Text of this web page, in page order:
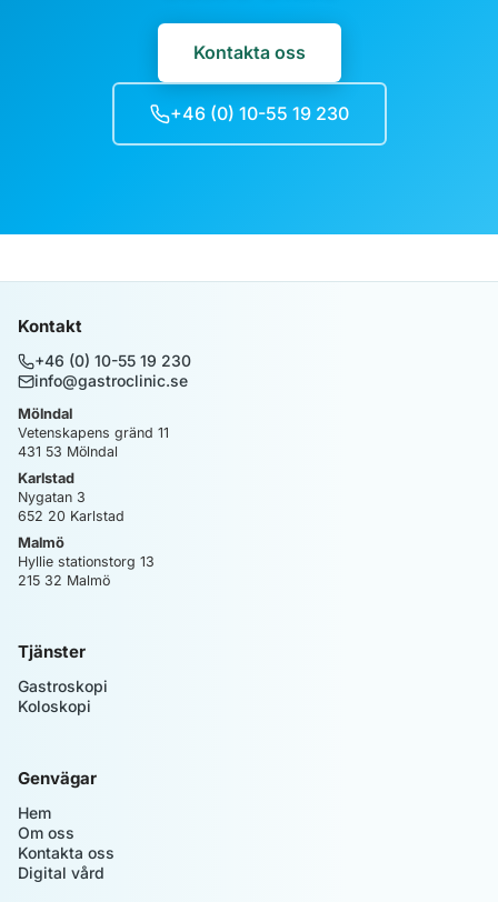
Kontakta oss
+46 (0) 10-55 19 230
Kontakt
+46 (0) 10-55 19 230
info@gastroclinic.se
Mölndal
Vetenskapens gränd 11
431 53 Mölndal
Karlstad
Nygatan 3
652 20 Karlstad
Malmö
Hyllie stationstorg 13
215 32 Malmö
Tjänster
Gastroskopi
Koloskopi
Genvägar
Hem
Om oss
Kontakta oss
Digital vård